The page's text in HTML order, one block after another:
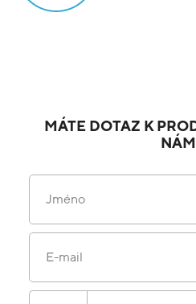
MÁTE DOTAZ K
Jméno
E-mail